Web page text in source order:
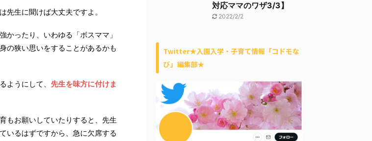
生に聞けば大丈夫ですよ。
かったり、いわゆる「ボスママ」
の狭い思いをすることがあるかも
ようにして、 先生を味方に付けま
もお願いしていたりすると、先生
いるはずですから、急に欠席する
対応ママのワザ3/3】
2022/2/2
Twitter★入園入学・子育て情報「コドモな
び」編集部★